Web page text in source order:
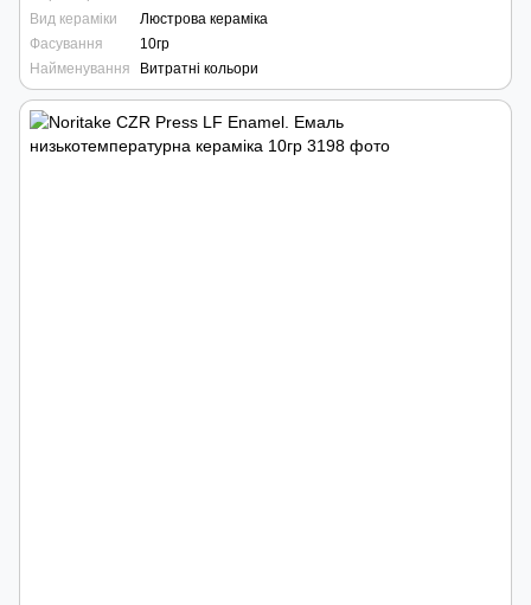
Вид кераміки
Люстрова кераміка
Фасування
10гр
Найменування
Витратні кольори